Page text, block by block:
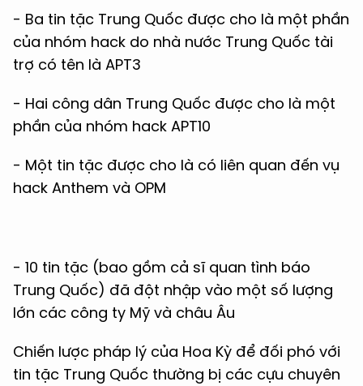
- Ba tin tặc Trung Quốc được cho là một phần
của nhóm hack do nhà nước Trung Quốc tài
trợ có tên là APT3
- Hai công dân Trung Quốc được cho là một
phần của nhóm hack APT10
- Một tin tặc được cho là có liên quan đến vụ
hack Anthem và OPM
- 10 tin tặc (bao gồm cả sĩ quan tình báo
Trung Quốc) đã đột nhập vào một số lượng
lớn các công ty Mỹ và châu Âu
Chiến lược pháp lý của Hoa Kỳ để đối phó với
tin tặc Trung Quốc thường bị các cựu chuyên